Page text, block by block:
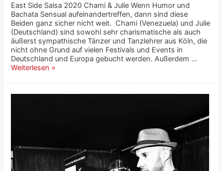
East Side Salsa 2020 Chami & Julie Wenn Humor und
Bachata Sensual aufeinandertreffen, dann sind diese
Beiden ganz sicher nicht weit. Chami (Venezuela) und Julie
(Deutschland) sind sowohl sehr charismatische als auch
äußerst sympathische Tänzer und Tanzlehrer aus Köln, die
nicht ohne Grund auf vielen Festivals und Events in
Deutschland und Europa gebucht werden. Außerdem …
Weiterlesen »